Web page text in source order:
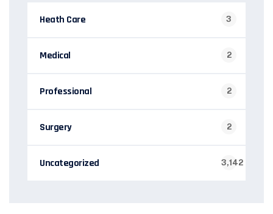
Heath Care 3
Medical 2
Professional 2
Surgery 2
Uncategorized 3,142